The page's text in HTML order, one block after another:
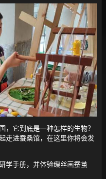
，它到底是一种怎样的生物？
走进蚕桑馆，在这里你将会发
学手册，并体验缫丝画蚕茧